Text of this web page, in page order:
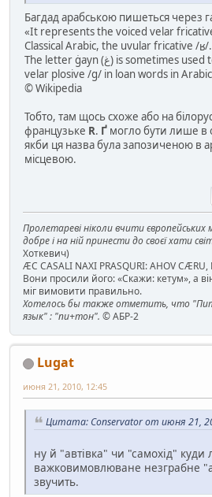
Багдад арабською пишеться через
«It represents the voiced velar
Classical Arabic, the uvular fricative /ʁ/.
The letter ġayn (ﻍ) is sometimes used to represent the voiced
velar plosive /g/ in loan words in
© Wikipedia
Тобто, там щось схоже або на
французьке R. Ґ могло бути лише
якби ця назва була запозиченою в
місцевою.
Пролетареві ніколи вчити
добре і на ній принести до своєї хати
Хоткевич)
ÆC CASALI NAXI PRASQURI: AHOV
Вони просили його: «Скажи: кетум», а
міг вимовити правильно.
Хотелось бы также отметить, что
язык" : "пи+тон". © АБР-2
Lugat
июня 21, 2010, 12:45
Цитата: Conservator от июня 21,
ну й "автівка" чи "самохід" куди
важковимовлюване незграбне
звучить.